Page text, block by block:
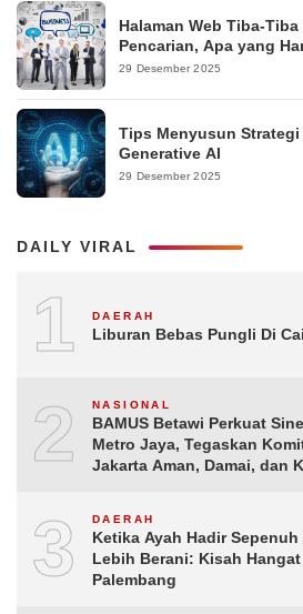
Halaman Web Tiba-
Pencarian, Apa yang
29 Desember 2025
Tips Menyusun Strategi
Generative AI
29 Desember 2025
DAILY VIRAL
1 DAERAH
Liburan Bebas Pungli Di
2 NASIONAL
BAMUS Betawi Perkuat
Metro Jaya, Tegaskan
Jakarta Aman, Damai, dan
3 DAERAH
Ketika Ayah Hadir
Lebih Berani: Kisah Hangat
Palembang